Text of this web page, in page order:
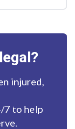
injured,
7 to help